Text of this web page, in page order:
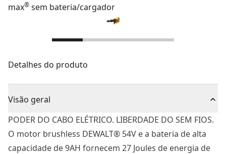
max® sem bateria/cargador
Detalhes do produto
Visão geral
PODER DO CABO ELÉTRICO. LIBERDADE DO SEM FIOS.
O motor brushless DEWALT® 54V e a bateria de alta
capacidade de 9AH fornecem 27 Joules de energia de